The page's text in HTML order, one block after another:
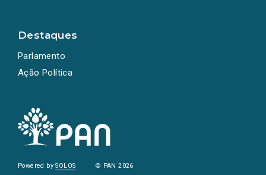
Destaques
Parlamento
Ação Política
Powered bySOLOS © PAN 2026